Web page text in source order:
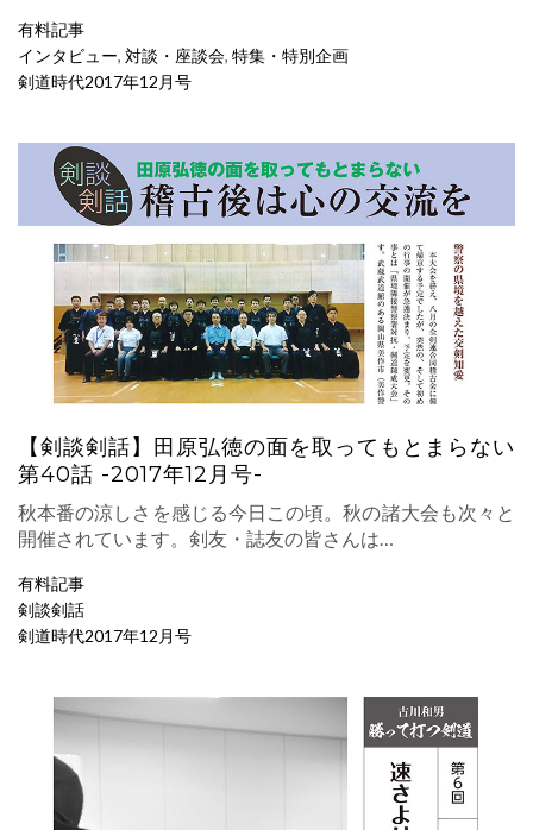
有料記事
インタビュー, 対談・座談会, 特集・特別企画
剣道時代2017年12月号
【剣談剣話】田原弘徳の面を取ってもとまらない
第40話 -2017年12月号-
秋本番の涼しさを感じる今日この頃。秋の諸大会も次々と
開催されています。剣友・誌友の皆さんは…
有料記事
剣談剣話
剣道時代2017年12月号